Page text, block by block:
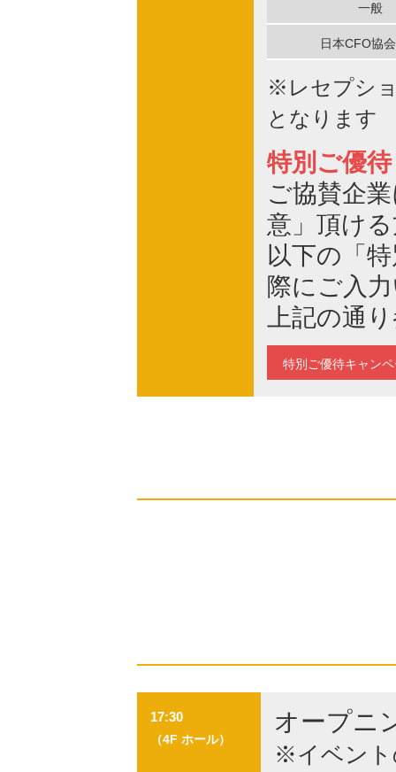
一般
日本CFO協
※レセプシ
となります
特別ご優
ご協賛企
意」頂け
以下の「
際にご入
上記の通
特別ご優待キャン
17:30
（4F ホール）
オープニ
※イベント